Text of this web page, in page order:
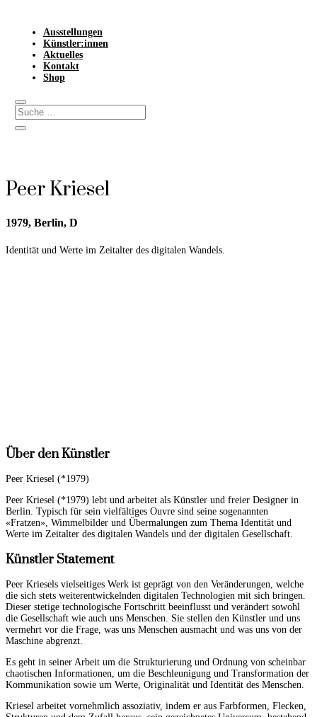
Ausstellungen
Künstler:innen
Aktuelles
Kontakt
Shop
Peer Kriesel
1979, Berlin, D
Identität und Werte im Zeitalter des digitalen Wandels.
Über den Künstler
Peer Kriesel (*1979)
Peer Kriesel (*1979) lebt und arbeitet als Künstler und freier Designer in
Berlin. Typisch für sein vielfältiges Ouvre sind seine sogenannten
«Fratzen», Wimmelbilder und Übermalungen zum Thema Identität und
Werte im Zeitalter des digitalen Wandels und der digitalen Gesellschaft.
Künstler Statement
Peer Kriesels vielseitiges Werk ist geprägt von den Veränderungen, welche
die sich stets weiterentwickelnden digitalen Technologien mit sich bringen.
Dieser stetige technologische Fortschritt beeinflusst und verändert sowohl
die Gesellschaft wie auch uns Menschen. Sie stellen den Künstler und uns
vermehrt vor die Frage, was uns Menschen ausmacht und was uns von der
Maschine abgrenzt.
Es geht in seiner Arbeit um die Strukturierung und Ordnung von scheinbar
chaotischen Informationen, um die Beschleunigung und Transformation der
Kommunikation sowie um Werte, Originalität und Identität des Menschen.
Kriesel arbeitet vornehmlich assoziativ, indem er aus Farbformen, Flecken,